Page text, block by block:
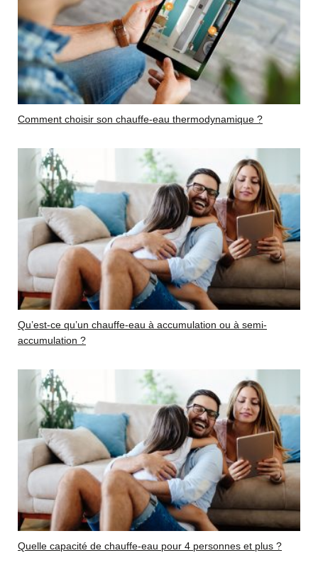
Comment choisir son chauffe-eau thermodynamique ?
Qu’est-ce qu’un chauffe-eau à accumulation ou à semi-
accumulation ?
Quelle capacité de chauffe-eau pour 4 personnes et plus ?